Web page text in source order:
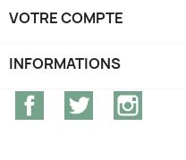
VOTRE COMPTE
INFORMATIONS
Facebook Twitter